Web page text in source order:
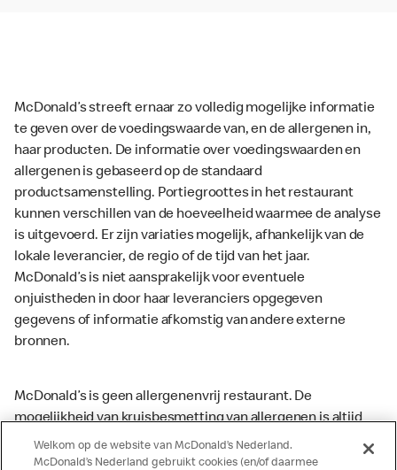
McDonald’s streeft ernaar zo volledig mogelijke informatie
te geven over de voedingswaarde van, en de allergenen in,
haar producten. De informatie over voedingswaarden en
allergenen is gebaseerd op de standaard
productsamenstelling. Portiegroottes in het restaurant
kunnen verschillen van de hoeveelheid waarmee de analyse
is uitgevoerd. Er zijn variaties mogelijk, afhankelijk van de
lokale leverancier, de regio of de tijd van het jaar.
McDonald’s is niet aansprakelijk voor eventuele
onjuistheden in door haar leveranciers opgegeven
gegevens of informatie afkomstig van andere externe
bronnen.
McDonald’s is geen allergenenvrij restaurant. De
mogelijkheid van kruisbesmetting van allergenen is altijd
aanwezig. McDonald’s kan zodoende niet garanderen dat
haar producten geen sporen van allergenen bevatten.
Welkom op de website van McDonald’s Nederland.
McDonald’s Nederland gebruikt cookies (en/of daarmee